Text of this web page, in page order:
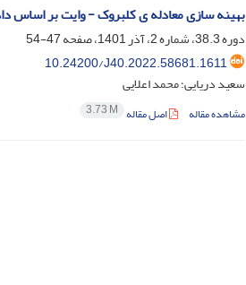
بهینه سازی معادله ی کلبروک - وایت بر اساس
دوره 38.3، شماره 2، آذر 1401، صفحه
47-54
10.24200/J40.2022.58681.1611
سعید دریایی؛ محمد اعلایی
مشاهده مقاله اصل مقاله 3.73 M